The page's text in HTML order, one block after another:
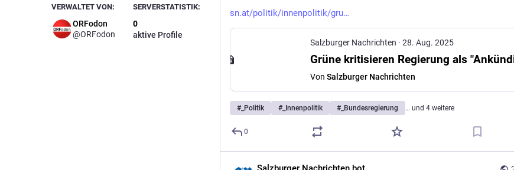
VERWALTET VON:
ORFodon
@ORFodon
SERVERSTATISTIK:
0
aktive Profile
sn.at/politik/innenpolitik/gru
Salzburger Nachrichten · 28. Aug. 2025
Von Salzburger Nachrichten
# _Politik # _Innenpolitik # _Bundesregierung … und 4 weitere
0